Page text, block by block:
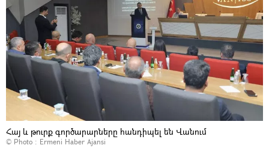
Հայ և թուրք գործարարները հանդիպել են Վանում
© Photo : Ermeni Haber Ajansi